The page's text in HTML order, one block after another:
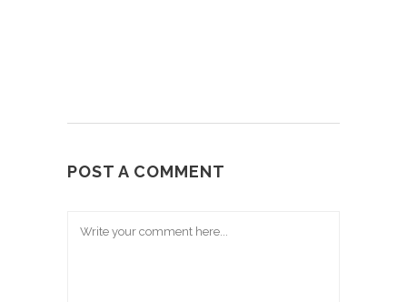
POST A COMMENT